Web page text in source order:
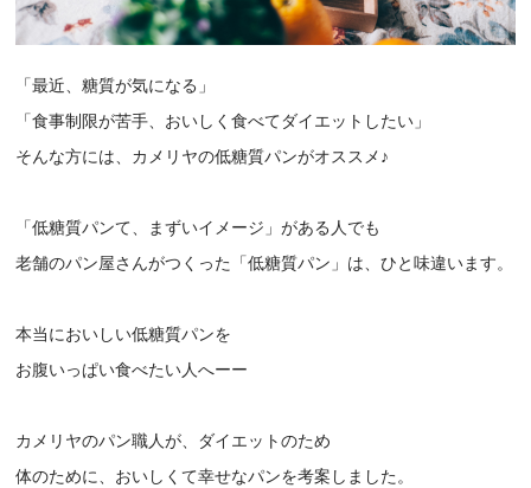
「最近、糖質が気になる」
「食事制限が苦手、おいしく食べてダイエットしたい」
そんな方には、カメリヤの低糖質パンがオススメ♪
「低糖質パンて、まずいイメージ」がある人でも
老舗のパン屋さんがつくった「低糖質パン」は、ひと味違います。
本当においしい低糖質パンを
お腹いっぱい食べたい人へーー
カメリヤのパン職人が、ダイエットのため
体のために、おいしくて幸せなパンを考案しました。